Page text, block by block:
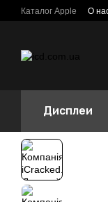
Перейти к
Каталог Apple О
Дисплеи